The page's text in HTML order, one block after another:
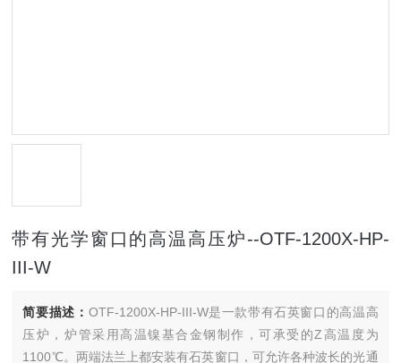
带有光学窗口的高温高压炉--OTF-1200X-HP-
III-W
简要描述： OTF-1200X-HP-III-W是一款带有石英窗口的高温高
压炉，炉管采用高温镍基合金钢制作，可承受的Z高温度为
1100℃。两端法兰上都安装有石英窗口，可允许各种波长的光通